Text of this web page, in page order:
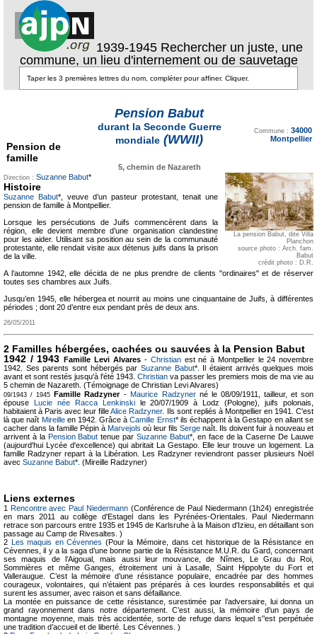
1939-1945 Rechercher un juste, une
commune, un lieu d'internement ou de sauvetage
Pension de
famille
Pension Babut
durant la Seconde Guerre
mondiale (WWII)
5, chemin de Nazareth
Commune : 34000
Montpellier
La pension Babut, dite Villa
Planchon
source photo : Arch. fam.
Babut
crédit photo : D.R.
Direction : Suzanne Babut*
Histoire
Suzanne Babut*, veuve d’un pasteur protestant, tenait une
pension de famille à Montpellier.
Lorsque les persécutions de Juifs commencèrent dans la
région, elle devient membre d’une organisation clandestine
pour les aider. Utilisant sa position au sein de la communauté
protestante, elle rendait visite aux détenus juifs dans la prison
de la ville.
A l’automne 1942, elle décida de ne plus prendre de clients "ordinaires" et de réserver
toutes ses chambres aux Juifs.
Jusqu’en 1945, elle hébergea et nourrit au moins une cinquantaine de Juifs, à différentes
périodes ; dont 20 d’entre eux pendant près de deux ans.
26/05/2011
2 Familles hébergées, cachées ou sauvées à la Pension Babut
1942 / 1943Famille Levi Alvares -Christian est né à Montpellier le 24 novembre
1942. Ses parents sont hébergés par Suzanne Babut*. Il étaient arrivés quelques mois
avant et sont restés jusqu'à l'été 1943. Christian va passer les premiers mois de ma vie au
5 chemin de Nazareth. (Témoignage de Christian Levi Alvares)
09/1943 / 1945 Famille Radzyner - Maurice Radzynerné le 08/09/1911, tailleur, et son
épouse
Lucie née Racca Lenkinskile 20/07/1909 à Lodz (Pologne), juifs polonais,
habitaient à Paris avec leur filleAlice Radzyner. Ils sont repliés à Montpellier en 1941. C'est
là que naît Mireilleen 1942. Grâce àCamille Ernst* ils échappent à la Gestapo en allant se
cacher dans la famille Pépin à Marvejols où leur fils Serge naît. Ils doivent fuir à nouveau et
arrivent à la Pension Babut tenue parSuzanne Babut*, en face de la Caserne De Lauwe
(aujourd'hui Lycée d'excellence) qui abritait La Gestapo. Elle leur trouve un logement. La
famille Radzyner repart à la Libération. Les Radzyner reviendront passer plusieurs Noël
avec Suzanne Babut*. (Mireille Radzyner)
Liens externes
1 Rencontre avec Paul Niedermann(Conférence de Paul Niedermann (1h24) enregistrée
en mars 2011 au collège d'Estagel dans les Pyrénées-Orientales. Paul Niedermann
retrace son parcours entre 1935 et 1945 de Karlsruhe à la Maison d'Izieu, en détaillant son
passage au Camp de Rivesaltes. )
2
Les maquis en Cévennes (Pour la Mémoire, dans cet historique de la Résistance en
Cévennes, il y a la saga d’une bonne partie de la Résistance M.U.R. du Gard, concernant
ses maquis de l’Aigoual, mais aussi leur mouvance, de Nîmes, Le Grau du Roi,
Sommières et même Ganges, étroitement uni à Lasalle, Saint Hippolyte du Fort et
Valleraugue. C’est la mémoire d’une résistance populaire, encadrée par des hommes
courageux, volontaires, qui n’étaient pas préparés à ces lourdes responsabilités et qui
surent les assumer, avec raison et sans défaillance.
La montée en puissance de cette résistance, surestimée par l’adversaire, lui donna un
grand rayonnement dans notre département. C’est aussi, la mémoire d’un pays de
montagne moyenne, mais très accidentée, sorte de refuge dans lequel s'’est perpétuée
une tradition d’accueil et de liberté. Les Cévennes. )